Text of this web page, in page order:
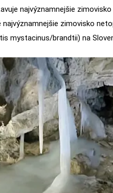
najvýznamnejšie
zimovisko
mystacinus/brandtii) na